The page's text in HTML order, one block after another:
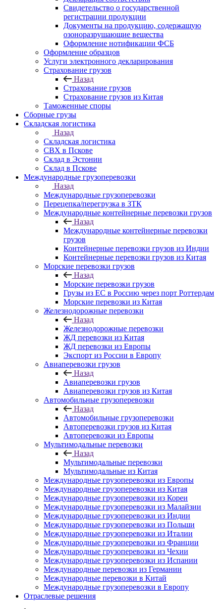
Свидетельство о государственной
регистрации продукции
Документы на продукцию, содержащую
озоноразрушающие вещества
Оформление нотификации ФСБ
Оформление образцов
Услуги электронного декларирования
Страхование грузов
Назад
Страхование грузов
Страхование грузов из Китая
Таможенные споры
Сборные грузы
Складская логистика
Назад
Складская логистика
СВХ в Пскове
Склад в Эстонии
Склад в Пскове
Международные грузоперевозки
Назад
Международные грузоперевозки
Перецепка/перегрузка в ЗТК
Международные контейнерные перевозки грузов
Назад
Международные контейнерные перевозки
грузов
Контейнерные перевозки грузов из Индии
Контейнерные перевозки грузов из Китая
Морские перевозки грузов
Назад
Морские перевозки грузов
Грузы из ЕС в Россию через порт Роттердам
Морские перевозки из Китая
Железнодорожные перевозки
Назад
Железнодорожные перевозки
ЖД перевозки из Китая
ЖД перевозки из Европы
Экспорт из России в Европу
Авиаперевозки грузов
Назад
Авиаперевозки грузов
Авиаперевозки грузов из Китая
Автомобильные грузоперевозки
Назад
Автомобильные грузоперевозки
Автоперевозки грузов из Китая
Автоперевозки из Европы
Мультимодальные перевозки
Назад
Мультимодальные перевозки
Мультимодальные из Китая
Международные грузоперевозки из Европы
Международные грузоперевозки из Китая
Международные грузоперевозки из Кореи
Международные грузоперевозки из Малайзии
Международные грузоперевозки из Индии
Международные грузоперевозки из Польши
Международные грузоперевозки из Италии
Международные грузоперевозки из Франции
Международные грузоперевозки из Чехии
Международные грузоперевозки из Испании
Международные перевозки из Германии
Международные перевозки в Китай
Международные грузоперевозки в Европу
Отраслевые решения